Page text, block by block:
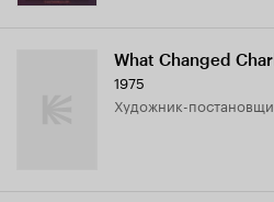
What Changed
1975
Художник-